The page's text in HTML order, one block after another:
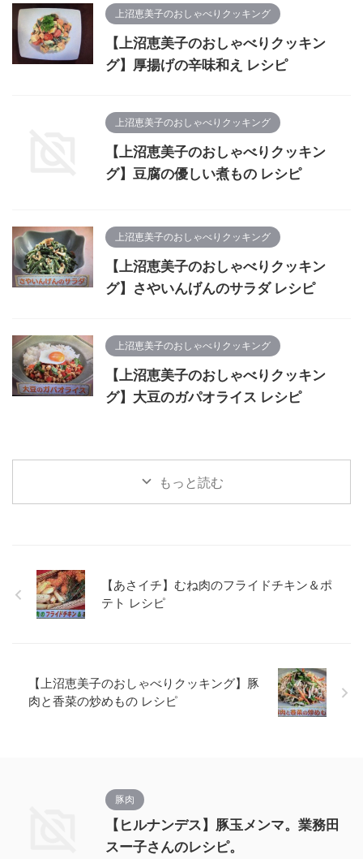
上沼恵美子のおしゃべりクッキング
【上沼恵美子のおしゃべりクッキン
グ】厚揚げの辛味和え レシピ
上沼恵美子のおしゃべりクッキング
【上沼恵美子のおしゃべりクッキン
グ】豆腐の優しい煮もの レシピ
上沼恵美子のおしゃべりクッキング
【上沼恵美子のおしゃべりクッキン
グ】さやいんげんのサラダ レシピ
上沼恵美子のおしゃべりクッキング
【上沼恵美子のおしゃべりクッキン
グ】大豆のガパオライス レシピ
もっと読む
【あさイチ】むね肉のフライドチキン＆ポ
テト レシピ
【上沼恵美子のおしゃべりクッキング】豚
肉と香菜の炒めもの レシピ
豚肉
【ヒルナンデス】豚玉メンマ。業務田
スー子さんのレシピ。